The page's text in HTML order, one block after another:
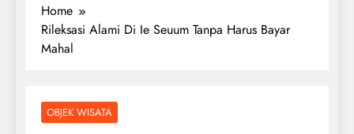
Home
Rileksasi Alami Di Ie Seuum Tanpa Harus Bayar
Mahal
OBJEK WISATA